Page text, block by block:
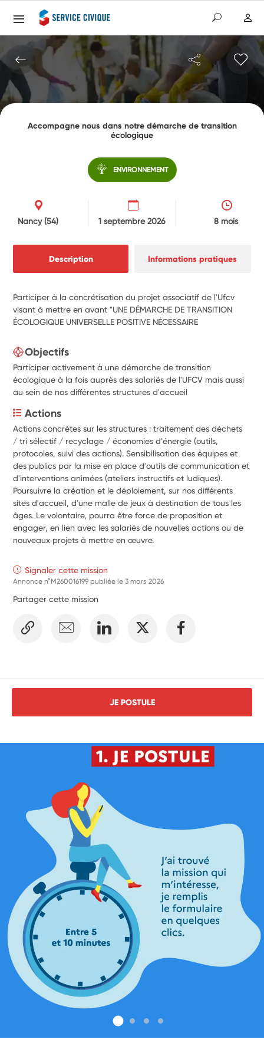
Accompagne nous dans notre démarche de transition
écologique
ENVIRONNEMENT
Nancy(54) 1 septembre 2026 8 mois
Description Informations pratiques
Participer à la concrétisation du projet associatif de l'Ufcv
visant à mettre en avant "UNE DÉMARCHE DE TRANSITION
ÉCOLOGIQUE UNIVERSELLE POSITIVE NÉCESSAIRE
Objectifs
Participer activement à une démarche de transition
écologique à la fois auprès des salariés de l'UFCV mais aussi
au sein de nos différentes structures d'accueil
Actions
Actions concrètes sur les structures : traitement des déchets
/ tri sélectif / recyclage / économies d'énergie (outils,
protocoles, suivi des actions). Sensibilisation des équipes et
des publics par la mise en place d'outils de communication et
d'interventions animées (ateliers instructifs et ludiques).
Poursuivre la création et le déploiement, sur nos différents
sites d'accueil, d'une malle de jeux à destination de tous les
âges. Le volontaire, pourra être force de proposition et
engager, en lien avec les salariés de nouvelles actions ou de
nouveaux projets à mettre en œuvre.
Signaler cette mission
Annonce n°M260016199 publiée le3 mars 2026
Partager cette mission
JE POSTULE